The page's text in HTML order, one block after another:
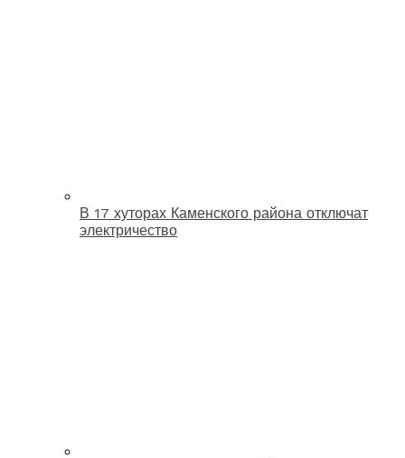
В 17 хуторах Каменского района отключат
электричество